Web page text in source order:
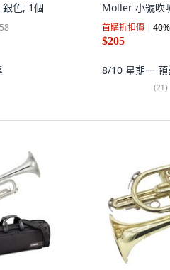
銀色, 1個 Moller 小號吹
首購折扣價 40%
$205
8/10 星期一 預
(21)